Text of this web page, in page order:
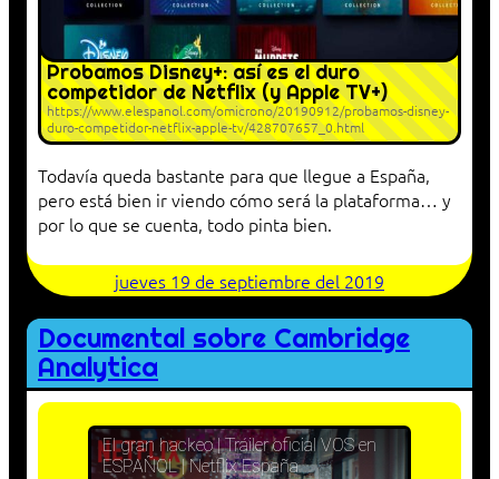
Probamos Disney+: así es el duro
competidor de Netflix (y Apple TV+)
https://www.elespanol.com/omicrono/20190912/probamos-disney-
duro-competidor-netflix-apple-tv/428707657_0.html
Todavía queda bastante para que llegue a España,
pero está bien ir viendo cómo será la plataforma… y
por lo que se cuenta, todo pinta bien.
jueves 19 de septiembre del 2019
Documental sobre Cambridge
Analytica
El gran hackeo | Tráiler oficial VOS en
ESPAÑOL | Netflix España